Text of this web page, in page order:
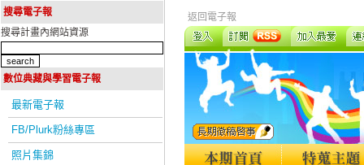
搜尋電子報
搜尋計畫內網站資源
數位典藏與學習電子報
最新電子報
FB/Plurk粉絲專區
照片集錦
返回電子報